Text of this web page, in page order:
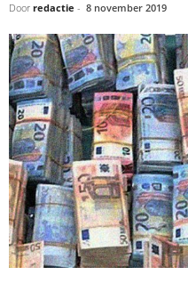
Door redactie - 8 november 2019